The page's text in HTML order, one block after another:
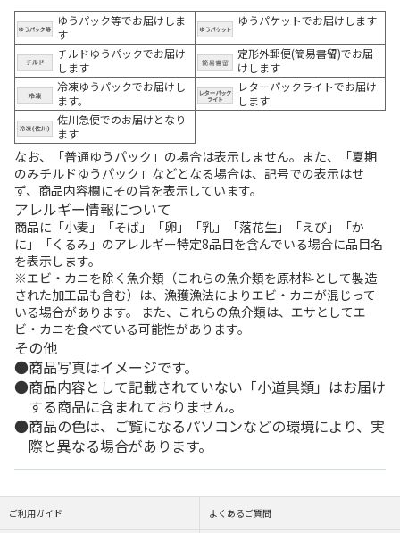
ゆうパック等でお届けしま
す
ゆうパケットでお届けします
チルドゆうパックでお届け
します
定形外郵便(簡易書留)でお届
けします
冷凍ゆうパックでお届けし
ます。
レターパックライトでお届け
します
佐川急便でのお届けとなり
ます
なお、「普通ゆうパック」の場合は表示しません。また、「夏期
のみチルドゆうパック」などとなる場合は、記号での表示はせ
ず、商品内容欄にその旨を表示しています。
アレルギー情報について
商品に「小麦」「そば」「卵」「乳」「落花生」「えび」「か
に」「くるみ」のアレルギー特定8品目を含んでいる場合に品目名
を表示します。
※エビ・カニを除く魚介類（これらの魚介類を原材料として製造
された加工品も含む）は、漁獲漁法によりエビ・カニが混じって
いる場合があります。 また、これらの魚介類は、エサとしてエ
ビ・カニを食べている可能性があります。
その他
商品写真はイメージです。
商品内容として記載されていない「小道具類」はお届け
する商品に含まれておりません。
商品の色は、ご覧になるパソコンなどの環境により、実
際と異なる場合があります。
ご利用ガイド よくあるご質問